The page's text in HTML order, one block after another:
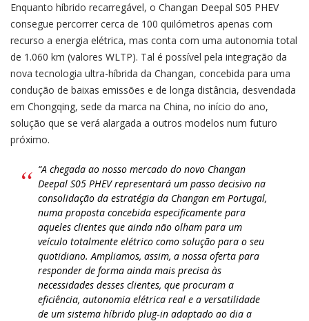
Enquanto híbrido recarregável, o Changan Deepal S05 PHEV
consegue percorrer cerca de 100 quilómetros apenas com
recurso a energia elétrica, mas conta com uma autonomia total
de 1.060 km (valores WLTP). Tal é possível pela integração da
nova tecnologia ultra-híbrida da Changan, concebida para uma
condução de baixas emissões e de longa distância, desvendada
em Chongqing, sede da marca na China, no início do ano,
solução que se verá alargada a outros modelos num futuro
próximo.
“A chegada ao nosso mercado do novo Changan
Deepal S05 PHEV representará um passo decisivo na
consolidação da estratégia da Changan em Portugal,
numa proposta concebida especificamente para
aqueles clientes que ainda não olham para um
veículo totalmente elétrico como solução para o seu
quotidiano. Ampliamos, assim, a nossa oferta para
responder de forma ainda mais precisa às
necessidades desses clientes, que procuram a
eficiência, autonomia elétrica real e a versatilidade
de um sistema híbrido plug‑in adaptado ao dia a